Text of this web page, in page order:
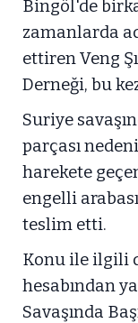
Bingöl'de
zamanlarda
ettiren Veng
Derneği, bu
Suriye
parçası
harekete
engelli
teslim etti.
Konu ile ilgili
hesabından
Savaşında